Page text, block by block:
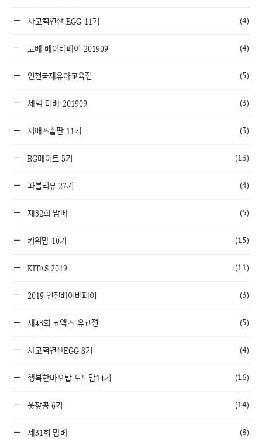
사고력연산 EGG 11기 (4)
코베 베이비페어 201909 (4)
인천국제유아교육전 (5)
세텍 미베 201909 (3)
시매쓰출판 11기 (3)
RG메이트 5기 (13)
파블리뷰 27기 (4)
제32회 맘베 (5)
키위맘 10기 (15)
KITAS 2019 (11)
2019 인천베이비페어 (3)
제43회 코엑스 유교전 (5)
사고력연산EGG 8기 (4)
행복한바오밥 보드맘14기 (16)
웃찾공 6기 (14)
제31회 맘베 (8)